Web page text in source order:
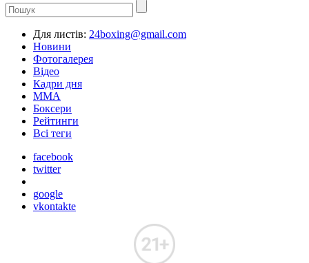
Для листів: 24boxing@gmail.com
Новини
Фотогалерея
Відео
Кадри дня
ММА
Боксери
Рейтинги
Всі теги
facebook
twitter
google
vkontakte